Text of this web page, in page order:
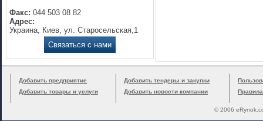
Факс: 044 503 08 82
Адрес:
Украина, Киев, ул. Старосельская,1
Связаться с нами
Добавить предприятие
Добавить товары и услуги
Добавить тендеры и закупки
Добавить новости компании
© 2006